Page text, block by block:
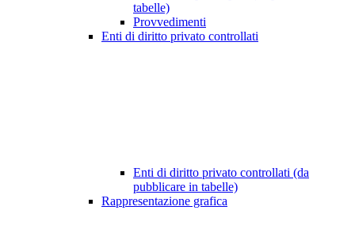
tabelle)
Provvedimenti
Enti di diritto privato controllati
Enti di diritto privato controllati (da
pubblicare in tabelle)
Rappresentazione grafica